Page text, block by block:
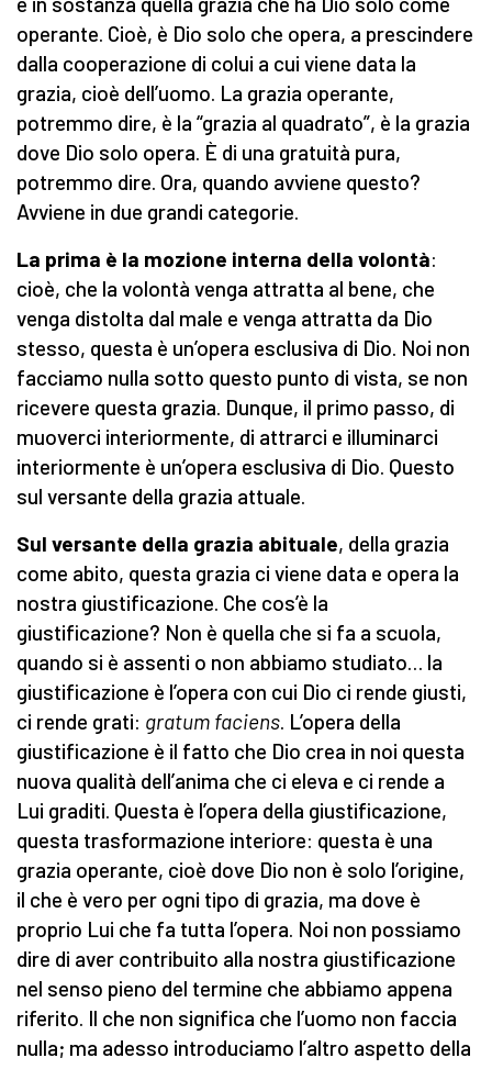
operante. Cioè, è Dio solo che opera, a prescindere
dalla cooperazione di colui a cui viene data la
grazia, cioè dell’uomo. La grazia operante,
potremmo dire, è la “grazia al quadrato”, è la grazia
dove Dio solo opera. È di una gratuità pura,
potremmo dire. Ora, quando avviene questo?
Avviene in due grandi categorie.
La prima è la mozione interna della volontà:
cioè, che la volontà venga attratta al bene, che
venga distolta dal male e venga attratta da Dio
stesso, questa è un’opera esclusiva di Dio. Noi non
facciamo nulla sotto questo punto di vista, se non
ricevere questa grazia. Dunque, il primo passo, di
muoverci interiormente, di attrarci e illuminarci
interiormente è un’opera esclusiva di Dio. Questo
sul versante della grazia attuale.
Sul versante della grazia abituale, della grazia
come abito, questa grazia ci viene data e opera la
nostra giustificazione. Che cos’è la
giustificazione? Non è quella che si fa a scuola,
quando si è assenti o non abbiamo studiato… la
giustificazione è l’opera con cui Dio ci rende giusti,
ci rende grati: gratum faciens. L’opera della
giustificazione è il fatto che Dio crea in noi questa
nuova qualità dell’anima che ci eleva e ci rende a
Lui graditi. Questa è l’opera della giustificazione,
questa trasformazione interiore: questa è una
grazia operante, cioè dove Dio non è solo l’origine,
il che è vero per ogni tipo di grazia, ma dove è
proprio Lui che fa tutta l’opera. Noi non possiamo
dire di aver contribuito alla nostra giustificazione
nel senso pieno del termine che abbiamo appena
riferito. Il che non significa che l’uomo non faccia
nulla; ma adesso introduciamo l’altro aspetto della